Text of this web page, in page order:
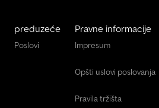
preduzeće
Poslovi
Pravne informacije
Impresum
Opšti uslovi poslovanja
Pravila tržišta